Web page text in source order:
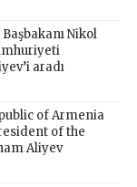
Nikol
aradı
of Armenia
of the
Aliyev